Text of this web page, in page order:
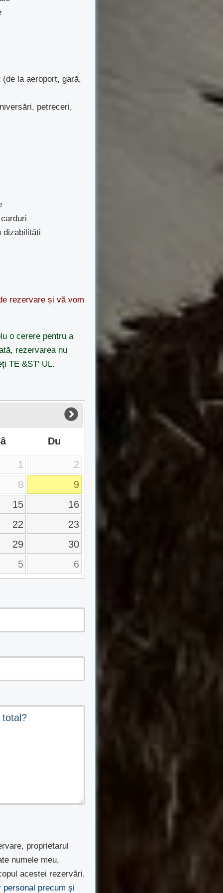
la aeroport, gară,
petreceri,
rezervare și vă vom
o cerere pentru a
rezervarea nu
TE &ST' UL.
Du
1
2
8
9
15
16
22
23
29
30
5
6
proprietarul
numele meu,
acestei rezervări.
precum și